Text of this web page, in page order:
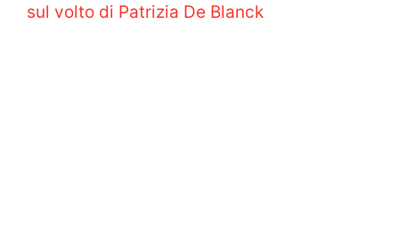
sul volto di Patrizia De Blanck